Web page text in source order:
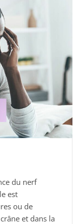
du nerf
est
ou de
et dans la